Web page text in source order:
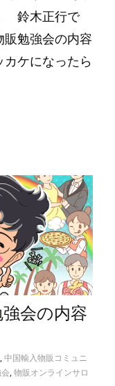
鈴木正行で
勉強会の内容
ケになったら
会の内容
,中国輸入物販コミュニ
,物販オンラインサロ